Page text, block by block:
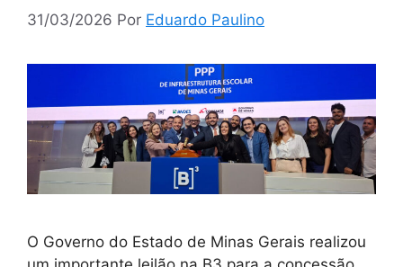
31/03/2026 Por Eduardo Paulino
O Governo do Estado de Minas Gerais realizou